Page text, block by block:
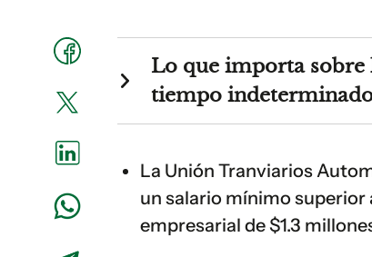
Lo que importa sobre
tiempo
La Unión Tranviarios
un salario mínimo superior
empresarial de $1.3